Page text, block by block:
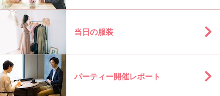
当日の服装
パーティー開催レポート